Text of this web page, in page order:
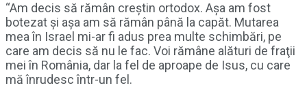
“Am decis să rămân creştin ortodox. Aşa am fost
botezat şi aşa am să rămân până la capăt. Mutarea
mea în Israel mi-ar fi adus prea multe schimbări, pe
care am decis să nu le fac. Voi rămâne alături de fraţii
mei în România, dar la fel de aproape de Isus, cu care
mă înrudesc într-un fel.